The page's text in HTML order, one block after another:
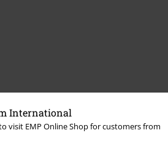
International
visit EMP Online Shop for customers from